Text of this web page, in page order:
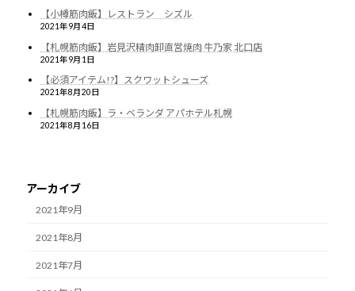
【小樽筋肉飯】レストラン シズル
2021年9月4日
【札幌筋肉飯】岩見沢精肉卸直営焼肉 牛乃家 北口店
2021年9月1日
【必須アイテム!?】スクワットシューズ
2021年8月20日
【札幌筋肉飯】ラ・ベランダ アパホテル札幌
2021年8月16日
アーカイブ
2021年9月
2021年8月
2021年7月